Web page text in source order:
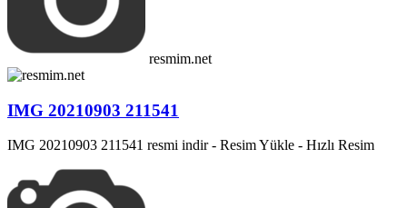
resmim.net
IMG 20210903 211541
IMG 20210903 211541 resmi indir - Resim Yükle - Hızlı Resim